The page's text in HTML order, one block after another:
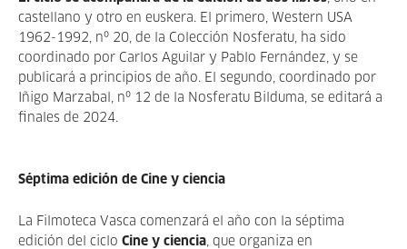
castellano y otro en euskera. El primero, Western USA
1962-1992, nº 20, de la Colección Nosferatu, ha sido
coordinado por Carlos Aguilar y Pablo Fernández, y se
publicará a principios de año. El segundo, coordinado por
Iñigo Marzabal, nº 12 de la Nosferatu Bilduma, se editará a
finales de 2024.
Séptima edición de Cine y ciencia
La Filmoteca Vasca comenzará el año con la séptima
edición del ciclo Cine y ciencia, que organiza en